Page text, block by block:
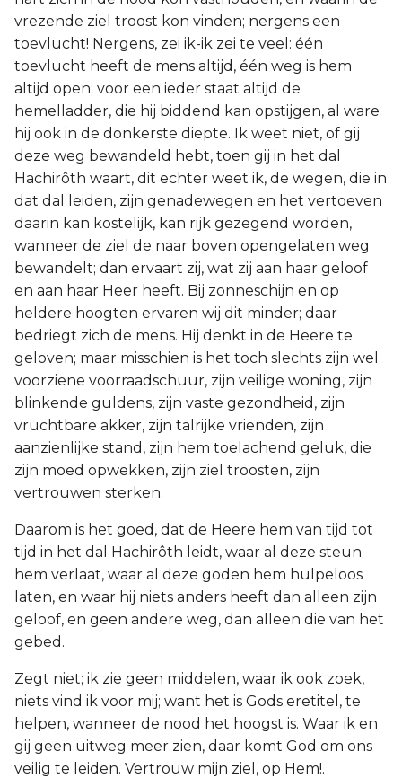
vrezende ziel troost kon vinden; nergens een
toevlucht! Nergens, zei ik-ik zei te veel: één
toevlucht heeft de mens altijd, één weg is hem
altijd open; voor een ieder staat altijd de
hemelladder, die hij biddend kan opstijgen, al ware
hij ook in de donkerste diepte. Ik weet niet, of gij
deze weg bewandeld hebt, toen gij in het dal
Hachirôth waart, dit echter weet ik, de wegen, die in
dat dal leiden, zijn genadewegen en het vertoeven
daarin kan kostelijk, kan rijk gezegend worden,
wanneer de ziel de naar boven opengelaten weg
bewandelt; dan ervaart zij, wat zij aan haar geloof
en aan haar Heer heeft. Bij zonneschijn en op
heldere hoogten ervaren wij dit minder; daar
bedriegt zich de mens. Hij denkt in de Heere te
geloven; maar misschien is het toch slechts zijn wel
voorziene voorraadschuur, zijn veilige woning, zijn
blinkende guldens, zijn vaste gezondheid, zijn
vruchtbare akker, zijn talrijke vrienden, zijn
aanzienlijke stand, zijn hem toelachend geluk, die
zijn moed opwekken, zijn ziel troosten, zijn
vertrouwen sterken.
Daarom is het goed, dat de Heere hem van tijd tot
tijd in het dal Hachirôth leidt, waar al deze steun
hem verlaat, waar al deze goden hem hulpeloos
laten, en waar hij niets anders heeft dan alleen zijn
geloof, en geen andere weg, dan alleen die van het
gebed.
Zegt niet; ik zie geen middelen, waar ik ook zoek,
niets vind ik voor mij; want het is Gods eretitel, te
helpen, wanneer de nood het hoogst is. Waar ik en
gij geen uitweg meer zien, daar komt God om ons
veilig te leiden. Vertrouw mijn ziel, op Hem!.